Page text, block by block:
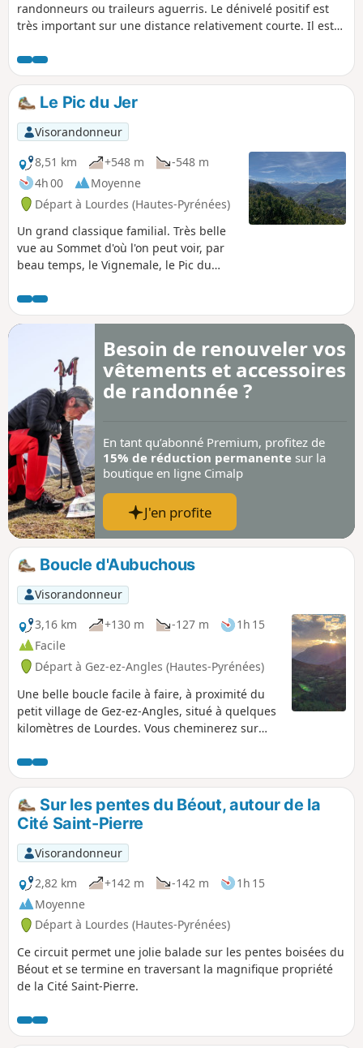
randonneurs ou traileurs aguerris. Le dénivelé positif est
très important sur une distance relativement courte. Il est
contre le soleil, une partie importante du parcours étant à
découvert. Une protection contre le vent et la pluie est aussi
fortement conseillée.
Le Pic du Jer
Visorandonneur
8,51 km
+548 m
-548 m
4h 00
Moyenne
Départ à Lourdes (Hautes-Pyrénées)
Un grand classique familial. Très belle
vue au Sommet d'où l'on peut voir, par
beau temps, le Vignemale, le Pic du
vues également vers Lourdes, Tarbes et
Pau tout le long de la montée. La
ombragée, la seconde est plus exposée.
Prévoir casquette et eau en été.
Dommage cependant que le sommet
soit laissé à l'abandon car le
promontoire n'y est plus accessible tout
comme sa table d'orientation.
Besoin de renouveler vos
vêtements et accessoires
de randonnée ?
En tant qu’abonné Premium, profitez de
15% de réduction permanente sur la
boutique en ligne Cimalp
J'en profite
Boucle d'Aubuchous
Visorandonneur
3,16 km
+130 m -127 m
1h 15
Facile
Départ à Gez-ez-Angles (Hautes-Pyrénées)
Une belle boucle facile à faire, à proximité du
petit village de Gez-ez-Angles, situé à quelques
kilomètres de Lourdes. Vous cheminerez sur
d'Aubuchous où vous pourrez profiter d'un
large panorama sur le piémont et la chaîne des
Pyrénées, avant de revenir vers le village par un
sentier plus boisé.
Sur les pentes du Béout, autour de la
Cité Saint-Pierre
Visorandonneur
2,82 km
+142 m -142 m
1h 15
Moyenne
Départ à Lourdes (Hautes-Pyrénées)
Ce circuit permet une jolie balade sur les pentes boisées du
Béout et se termine en traversant la magnifique propriété
de la Cité Saint-Pierre.